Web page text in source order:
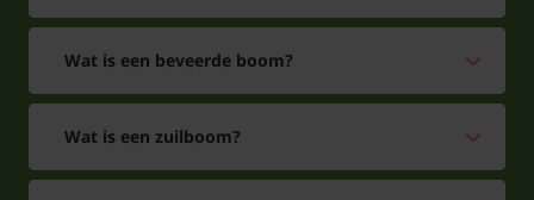
bloemen voor een heerlijke geur en een vleugje
frisheid, waardoor uw buitenruimte direct een
mediterrane uitstraling krijgt.
fruitboom die relatief weinig onderhoud vraagt. Met
Wat is een beveerde boom?
Wat is een zuilboom?